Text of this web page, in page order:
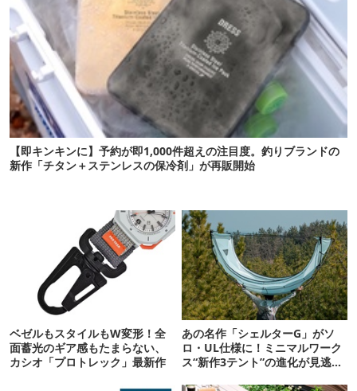
【即キンキンに】予約が即1,000件超えの注目度。釣りブランドの
新作「チタン＋ステンレスの保冷剤」が再販開始
ベゼルもスタイルもW変形！全
面蓄光のギア感もたまらない、
カシオ「プロトレック」最新作
あの名作「シェルターG」がソ
ロ・UL仕様に！ミニマルワーク
ス“新作3テント”の進化が見逃せ